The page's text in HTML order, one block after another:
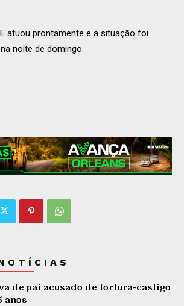
atuou prontamente e a situação foi
noite de domingo.
de pai acusado de tortura-castigo
anos